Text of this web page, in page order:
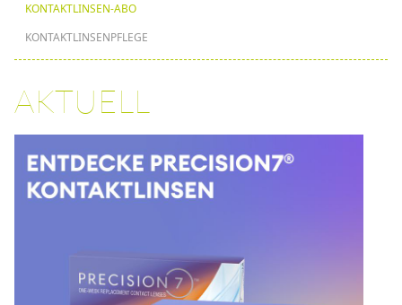
KONTAKTLINSEN-ABO
KONTAKTLINSENPFLEGE
AKTUELL